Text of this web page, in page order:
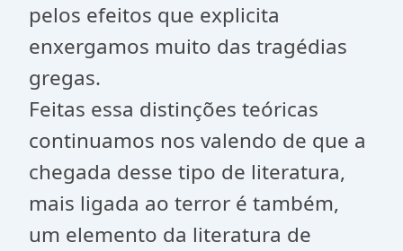
pelos efeitos que explicita
enxergamos muito das tragédias
gregas.
Feitas essa distinções teóricas
continuamos nos valendo de que a
chegada desse tipo de literatura,
mais ligada ao terror é também,
um elemento da literatura de